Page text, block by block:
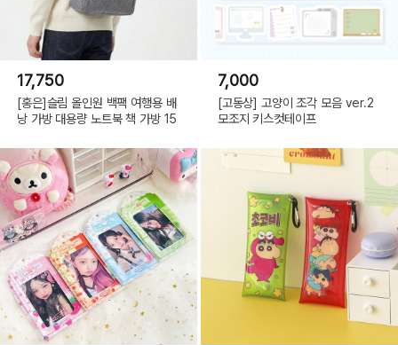
17,750
[홍은]슬림 올인원 백팩 여행용 배
낭 가방 대용량 노트북 책 가방 15
7,000
[고동상] 고양이 조각 모음 ver.2
모조지 키스컷테이프